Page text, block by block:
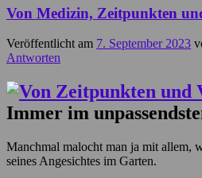
Von Medizin, Zeitpunkten
Veröffentlicht am 7. September 2023
Antworten
Immer im
Manchmal malocht man ja mit allem,
seines Angesichtes im Garten.